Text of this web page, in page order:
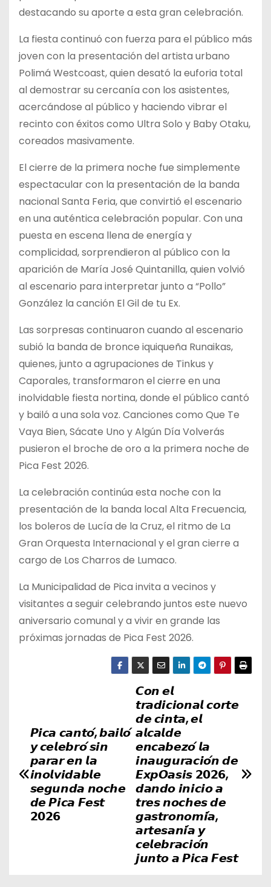
destacando su aporte a esta gran celebración.
La fiesta continuó con fuerza para el público más
joven con la presentación del artista urbano
Polimá Westcoast, quien desató la euforia total
al demostrar su cercanía con los asistentes,
acercándose al público y haciendo vibrar el
recinto con éxitos como Ultra Solo y Baby Otaku,
coreados masivamente.
El cierre de la primera noche fue simplemente
espectacular con la presentación de la banda
nacional Santa Feria, que convirtió el escenario
en una auténtica celebración popular. Con una
puesta en escena llena de energía y
complicidad, sorprendieron al público con la
aparición de María José Quintanilla, quien volvió
al escenario para interpretar junto a “Pollo”
González la canción El Gil de tu Ex.
Las sorpresas continuaron cuando al escenario
subió la banda de bronce iquiqueña Runaikas,
quienes, junto a agrupaciones de Tinkus y
Caporales, transformaron el cierre en una
inolvidable fiesta nortina, donde el público cantó
y bailó a una sola voz. Canciones como Que Te
Vaya Bien, Sácate Uno y Algún Día Volverás
pusieron el broche de oro a la primera noche de
Pica Fest 2026.
La celebración continúa esta noche con la
presentación de la banda local Alta Frecuencia,
los boleros de Lucía de la Cruz, el ritmo de La
Gran Orquesta Internacional y el gran cierre a
cargo de Los Charros de Lumaco.
La Municipalidad de Pica invita a vecinos y
visitantes a seguir celebrando juntos este nuevo
aniversario comunal y a vivir en grande las
próximas jornadas de Pica Fest 2026.
e
𝘾𝙤𝙣 𝙚𝙡
𝙩𝙧𝙖𝙙𝙞𝙘𝙞𝙤𝙣𝙖𝙡 𝙘𝙤𝙧𝙩𝙚
𝙙𝙚 𝙘𝙞𝙣𝙩𝙖, 𝙚𝙡
𝙖𝙡𝙘𝙖𝙡𝙙𝙚
𝙚𝙣𝙘𝙖𝙗𝙚𝙯𝙤́ 𝙡𝙖
𝙞𝙣𝙖𝙪𝙜𝙪𝙧𝙖𝙘𝙞𝙤́𝙣 𝙙𝙚
𝙀𝙭𝙥𝙊𝙖𝙨𝙞𝙨 𝟮𝟬𝟮𝟲,
𝙙𝙖𝙣𝙙𝙤 𝙞𝙣𝙞𝙘𝙞𝙤 𝙖
𝙩𝙧𝙚𝙨 𝙣𝙤𝙘𝙝𝙚𝙨 𝙙𝙚
𝙜𝙖𝙨𝙩𝙧𝙤𝙣𝙤𝙢𝙞́𝙖,
𝙖𝙧𝙩𝙚𝙨𝙖𝙣𝙞́𝙖 𝙮
𝙘𝙚𝙡𝙚𝙗𝙧𝙖𝙘𝙞𝙤́𝙣
𝙟𝙪𝙣𝙩𝙤 𝙖 𝙋𝙞𝙘𝙖 𝙁𝙚𝙨𝙩
𝙋𝙞𝙘𝙖 𝙘𝙖𝙣𝙩𝙤́, 𝙗𝙖𝙞𝙡𝙤́
𝙮 𝙘𝙚𝙡𝙚𝙗𝙧𝙤́ 𝙨𝙞𝙣
𝙥𝙖𝙧𝙖𝙧 𝙚𝙣 𝙡𝙖
𝙞𝙣𝙤𝙡𝙫𝙞𝙙𝙖𝙗𝙡𝙚
𝙨𝙚𝙜𝙪𝙣𝙙𝙖 𝙣𝙤𝙘𝙝𝙚
𝙙𝙚 𝙋𝙞𝙘𝙖 𝙁𝙚𝙨𝙩
𝟮𝟬𝟮𝟲